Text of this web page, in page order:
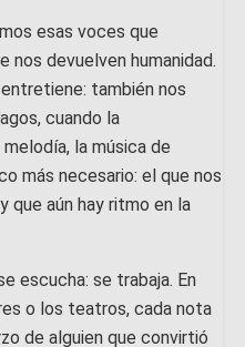
esas voces que
nos devuelven humanidad.
también nos
cuando la
la música de
más necesario: el que nos
que aún hay ritmo en la
escucha: se trabaja. En
o los teatros, cada nota
de alguien que convirtió